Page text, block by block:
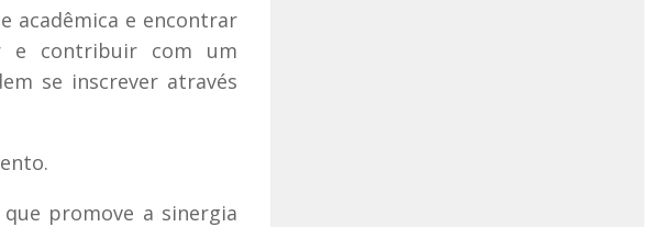
acadêmica e encontrar
e contribuir com um
se inscrever através
promove a sinergia